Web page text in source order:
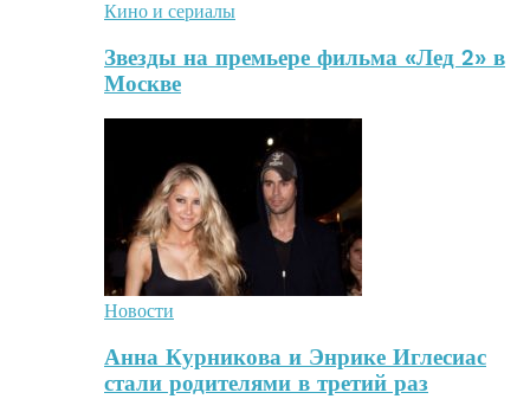
Кино и сериалы
Звезды на премьере фильма «Лед 2» в
Москве
Новости
Анна Курникова и Энрике Иглесиас
стали родителями в третий раз